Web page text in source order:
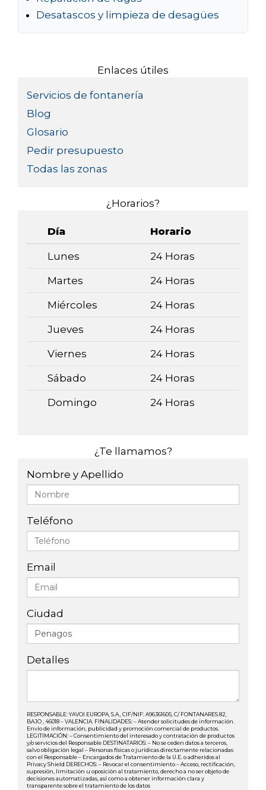
Desatascos y limpieza de desagües
Enlaces útiles
Servicios de fontanería
Blog
Glosario
Pedir presupuesto
Todas las zonas
¿Horarios?
Día Horario
Lunes 24 Horas
Martes 24 Horas
Miércoles 24 Horas
Jueves 24 Horas
Viernes 24 Horas
Sábado 24 Horas
Domingo 24 Horas
¿Te llamamos?
Nombre y Apellido
Teléfono
Email
Ciudad
Detalles
RESPONSABLE: YAVOI EUROPA, S.A., CIF/NIF: A96361605, C/ FONTANARES 82,
BAJO , 46018 – VALENCIA. FINALIDADES: – Atender solicitudes de información.
Envío de información, publicidad y promoción comercial de productos.
LEGITIMACIÓN: – Consentimiento del interesado y contratación de productos
y/o servicios del Responsable DESTINATARIOS: – No se ceden datos a terceros,
salvo obligación legal – Personas físicas o jurídicas directamente relacionadas
con el Responsable – Encargados de Tratamiento de la U.E. o adheridos al
Privacy Shield DERECHOS: – Revocar el consentimiento – Acceso, rectificación,
supresión, limitación u oposición al tratamiento, derecho a no ser objeto de
decisiones automatizadas, así como a obtener información clara y
transparente sobre el tratamiento de los datos